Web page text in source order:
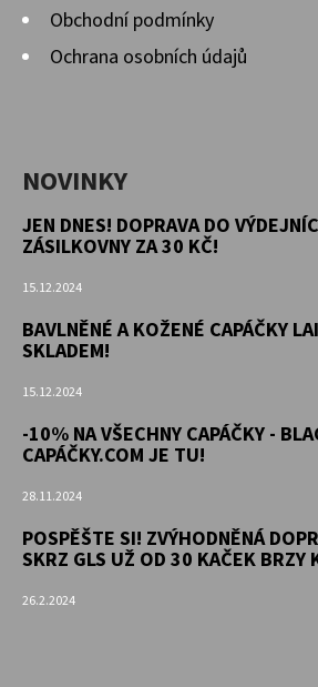
Obchodní podmínky
Ochrana osobních údajů
NOVINKY
JEN DNES! DOPRAVA DO
ZÁSILKOVNY ZA 30 KČ!
15.12.2024
BAVLNĚNÉ A KOŽENÉ CAPÁČKY
SKLADEM!
15.12.2024
-10% NA VŠECHNY CAPÁČKY -
CAPÁČKY.COM JE TU!
28.11.2024
POSPĚŠTE SI! ZVÝHODNĚNÁ
SKRZ GLS UŽ OD 30 KAČEK BRZY
26.2.2024